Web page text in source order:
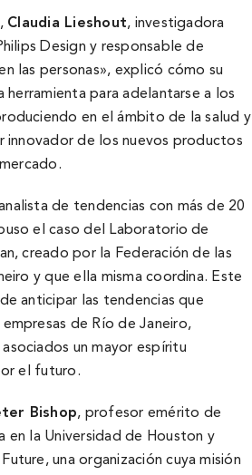
Claudia Lieshout, investigadora
Design y responsable de
las personas», explicó cómo su
herramienta para adelantarse a los
en el ámbito de la salud y
innovador de los nuevos productos
de tendencias con más de 20
el caso del Laboratorio de
creado por la Federación de las
y que ella misma coordina. Este
anticipar las tendencias que
de Río de Janeiro,
un mayor espíritu
el futuro.
Bishop, profesor emérito de
en la Universidad de Houston y
una organización cuya misión